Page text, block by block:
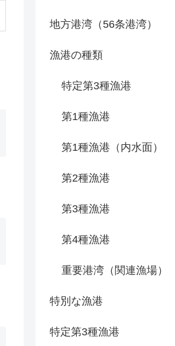
地方港湾（56条港湾）
漁港の種類
特定第3種漁港
第1種漁港
第1種漁港（内水面）
第2種漁港
第3種漁港
第4種漁港
重要港湾（関連漁場）
特別な漁港
特定第3種漁港